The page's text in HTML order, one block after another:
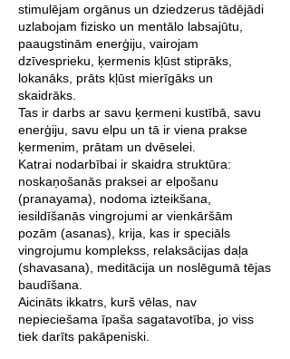
stimulējam orgānus un dziedzerus tādējādi
uzlabojam fizisko un mentālo labsajūtu,
paaugstinām enerģiju, vairojam
dzīvesprieku, ķermenis kļūst stiprāks,
lokanāks, prāts kļūst mierīgāks un
skaidrāks.
Tas ir darbs ar savu ķermeni kustībā, savu
enerģiju, savu elpu un tā ir viena prakse
ķermenim, prātam un dvēselei.
Katrai nodarbībai ir skaidra struktūra:
noskaņošanās praksei ar elpošanu
(pranayama), nodoma izteikšana,
iesildīšanās vingrojumi ar vienkāršām
pozām (asanas), krija, kas ir speciāls
vingrojumu komplekss, relaksācijas daļa
(shavasana), meditācija un noslēgumā tējas
baudīšana.
Aicināts ikkatrs, kurš vēlas, nav
nepieciešama īpaša sagatavotība, jo viss
tiek darīts pakāpeniski.